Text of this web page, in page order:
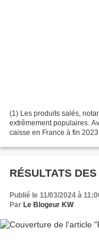
(1) Les produits salés,
extrêmement populaires.
caisse en France à fin
RÉSULTATS
Publié le 11/03/2024 à
Par Le Blogeur KW